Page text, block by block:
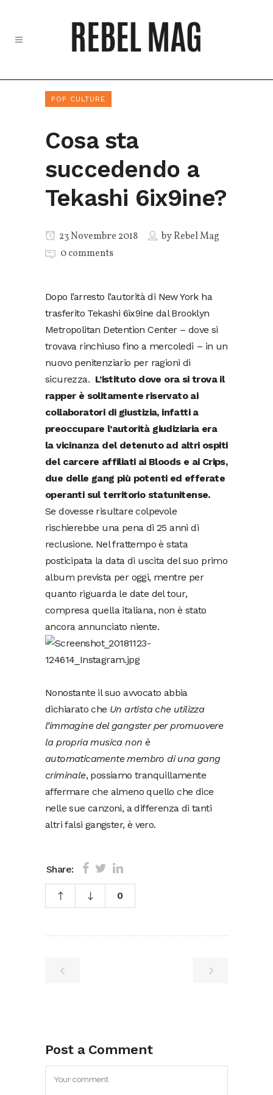
POP CULTURE
Cosa sta
succedendo a
Tekashi 6ix9ine?
23 Novembre 2018 byRebel Mag
0 comments
Dopo l’arresto l’autorità di New York ha
trasferito Tekashi 6ix9ine dal Brooklyn
Metropolitan Detention Center – dove si
trovava rinchiuso fino a mercoledì – in un
nuovo penitenziario per ragioni di
sicurezza. L’istituto dove ora si trova il
rapper è solitamente riservato ai
collaboratori di giustizia, infatti a
preoccupare l’autorità giudiziaria era
la vicinanza del detenuto ad altri ospiti
del carcere affiliati ai Bloods e ai Crips,
due delle gang più potenti ed efferate
operanti sul territorio statunitense.
Se dovesse risultare colpevole
rischierebbe una pena di 25 anni di
reclusione. Nel frattempo è stata
posticipata la data di uscita del suo primo
album prevista per oggi, mentre per
quanto riguarda le date del tour,
compresa quella italiana, non è stato
ancora annunciato niente.
Nonostante il suo avvocato abbia
dichiarato che Un artista che utilizza
l’immagine del gangster per promuovere
la propria musica non è
automaticamente membro di una gang
criminale, possiamo tranquillamente
affermare che almeno quello che dice
nelle sue canzoni, a differenza di tanti
altri falsi gangster, è vero.
Share:
0
Post a Comment